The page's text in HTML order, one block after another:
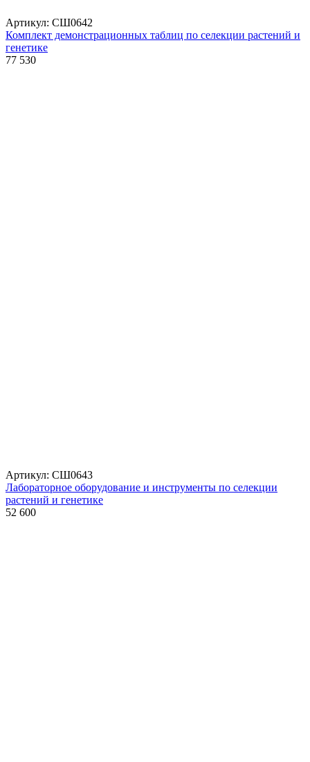
Артикул: СШ0642
Комплект демонстрационных таблиц по селекции растений и
генетике
77 530
Артикул: СШ0643
Лабораторное оборудование и инструменты по селекции
растений и генетике
52 600